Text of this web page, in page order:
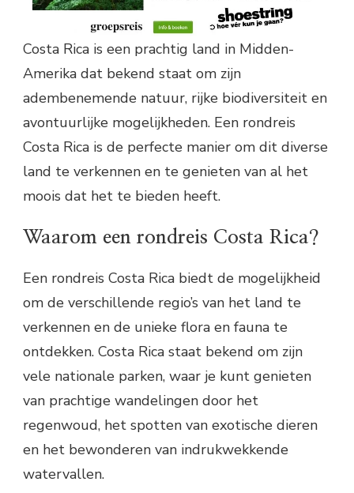
Costa Rica is een prachtig land in Midden-
Amerika dat bekend staat om zijn
adembenemende natuur, rijke biodiversiteit en
avontuurlijke mogelijkheden. Een rondreis
Costa Rica is de perfecte manier om dit diverse
land te verkennen en te genieten van al het
moois dat het te bieden heeft.
Waarom een rondreis Costa Rica?
Een rondreis Costa Rica biedt de mogelijkheid
om de verschillende regio’s van het land te
verkennen en de unieke flora en fauna te
ontdekken. Costa Rica staat bekend om zijn
vele nationale parken, waar je kunt genieten
van prachtige wandelingen door het
regenwoud, het spotten van exotische dieren
en het bewonderen van indrukwekkende
watervallen.